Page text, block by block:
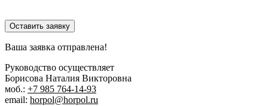
Оставить заявку
Ваша заявка отправлена!
Руководство осуществляет
Борисова Наталия Викторовна
моб.: +7 985 764-14-93
email: horpol@horpol.ru